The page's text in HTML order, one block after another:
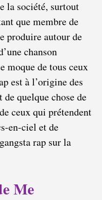
la société, surtout
que membre de
produire autour de
chanson
moque de tous ceux
est à l’origine des
de quelque chose de
ceux qui prétendent
en-ciel et de
rap sur la
Me